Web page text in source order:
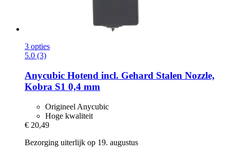
3 opties
5.0 (3)
Anycubic Hotend incl. Gehard Stalen Nozzle,
Kobra S1 0,4 mm
Origineel Anycubic
Hoge kwaliteit
€ 20,49
Bezorging uiterlijk op 19. augustus